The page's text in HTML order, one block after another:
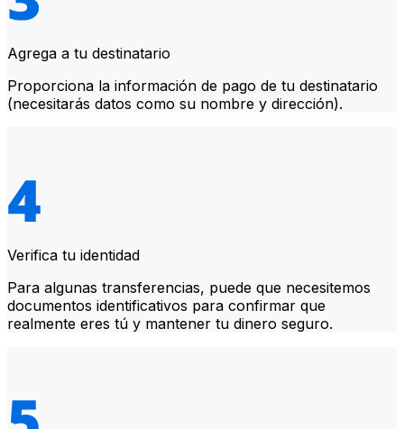
Agrega a tu destinatario
Proporciona la información de pago de tu destinatario
(necesitarás datos como su nombre y dirección).
Verifica tu identidad
Para algunas transferencias, puede que necesitemos
documentos identificativos para confirmar que
realmente eres tú y mantener tu dinero seguro.